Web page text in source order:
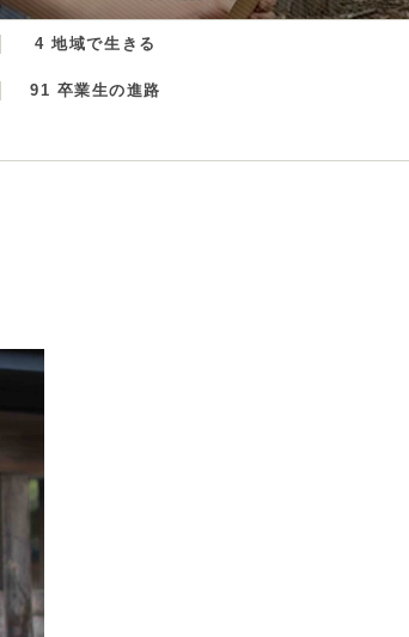
4 地域で生きる
91 卒業生の進路